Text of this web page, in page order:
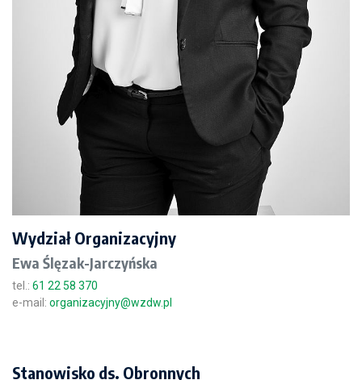
Wydział Organizacyjny
Ewa Ślęzak-Jarczyńska
tel.: 61 22 58 370
e-mail: organizacyjny@wzdw.pl
Stanowisko ds. Obronnych